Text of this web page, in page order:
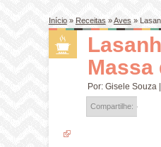
Início» Receitas»Aves»
Massa
Por: Gisele Souza|
Compartilhe: